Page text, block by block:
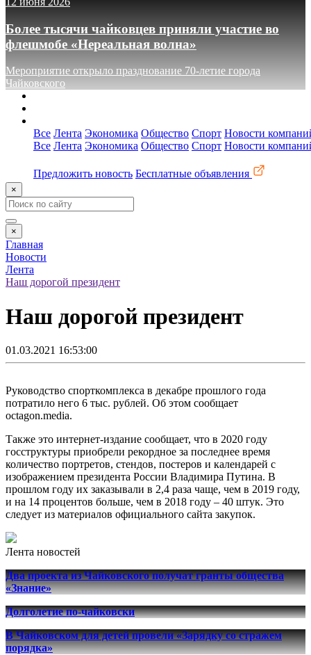
Более тысячи чайковцев приняли участие во
флешмобе «Нереальная волна»
Мероприятие открыло празднование 70-летие города
Чайковского
Все Лента Экономика Общество Спорт Новости
Все Лента Экономика Общество Спорт Новости
Предложить новость Бесплатные объявления
×
×
Главная
Новости
Лента
Наш дорогой президент
Наш дорогой президент
01.03.2021 16:53:00
Руководство спорткомплекса в декабре прошлого года
потратило него 6 тыс. рублей. Об этом сообщает
octagon.mediа.
Также это интернет-издание сообщает, что в 2020 году
госструктуры приобрели рекордное за последнее время
количество портретов, стендов, постеров и календарей с
изображением президента России Владимира Путина. В
прошлом году их заказывали в 2,4 раза чаще, чем в 2019 году,
и на 14 процентов больше, чем в 2018 году – 40 штук. Это
следует из материалов официального сайта закупок.
Лента новостей
Два проекта из Чайковского получат гранты общества
«Знание»
Долголетие по-чайковски
В Чайковском для детей провели «Зарядку со стражем
порядка»